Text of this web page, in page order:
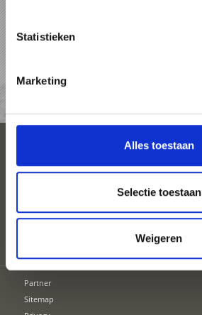
Statistieken
Marketing
Alles toestaan
Selectie toestaan
Weigeren
Partner
Sitemap